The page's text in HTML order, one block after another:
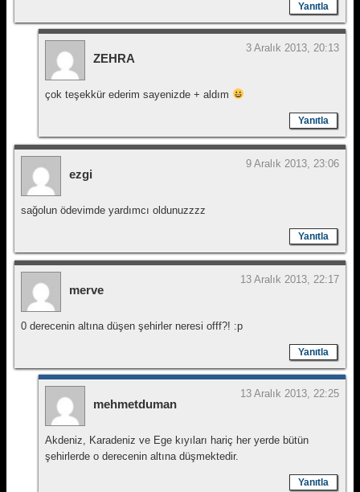
Yanıtla
ZEHRA
3 Aralık 2013, 20:13
çok teşekkür ederim sayenizde + aldım
Yanıtla
ezgi
9 Aralık 2013, 23:06
sağolun ödevimde yardımcı oldunuzzzz
Yanıtla
merve
13 Aralık 2013, 22:17
0 derecenin altına düşen şehirler neresi offf?! :p
Yanıtla
mehmetduman
13 Aralık 2013, 22:25
Akdeniz, Karadeniz ve Ege kıyıları hariç her yerde bütün
şehirlerde o derecenin altına düşmektedir.
Yanıtla